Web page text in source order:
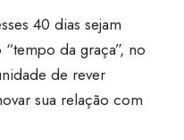
40 dias sejam
da graça”, no
de rever
sua relação com